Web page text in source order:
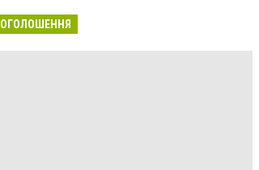
ОГОЛОШЕННЯ